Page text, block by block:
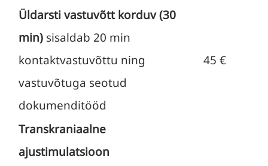
Üldarsti vastuvõtt korduv (30
min)sisaldab 20 min
kontaktvastuvõttu ning
vastuvõtuga seotud
dokumenditööd
45 €
Transkraniaalne
ajustimulatsioon